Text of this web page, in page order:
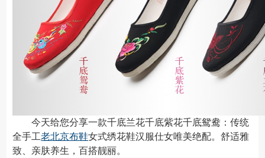
今天给您分享一款千底兰花千底紫花千底鸳鸯：传统
全手工老北京布鞋女式绣花鞋汉服仕女唯美绝配。舒适雅
致、亲肤养生，百搭靓丽。